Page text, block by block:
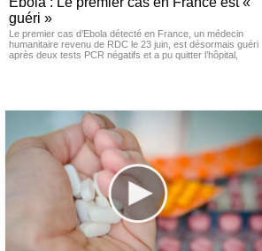
guéri »
Le premier cas d’Ebola détecté en France, un médecin
humanitaire revenu de RDC le 23 juin, est désormais guéri
après deux tests PCR négatifs et a pu quitter l’hôpital,